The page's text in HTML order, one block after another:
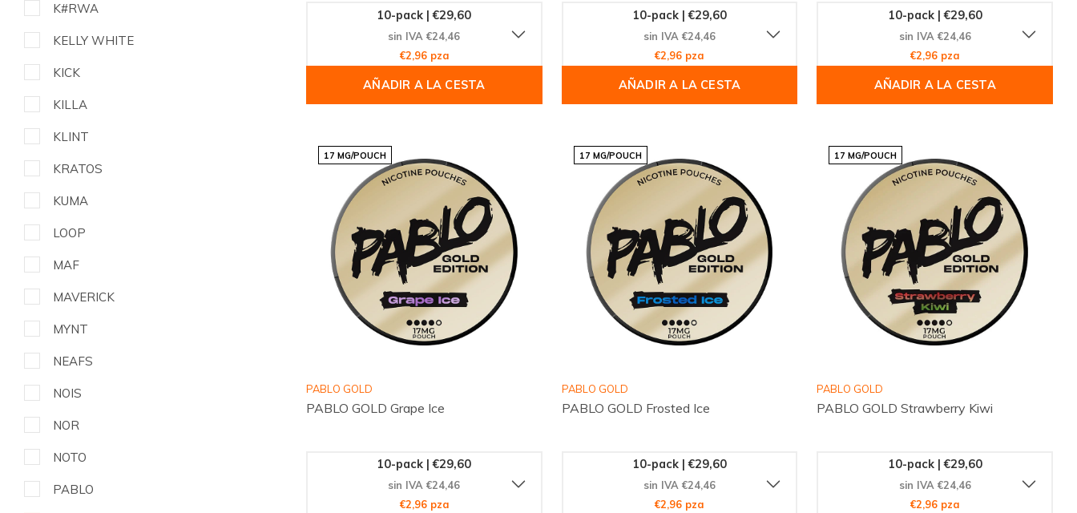
K#RWA
KELLY WHITE
KICK
KILLA
KLINT
KRATOS
KUMA
LOOP
MAF
MAVERICK
MYNT
NEAFS
NOIS
NOR
NOTO
PABLO
10-pack | €29,60
sin IVA €24,46
€2,96 pza
AÑADIR A LA CESTA
10-pack | €29,60
sin IVA €24,46
€2,96 pza
AÑADIR A LA CESTA
10-pack | €29,60
sin IVA €24,46
€2,96 pza
AÑADIR A LA CESTA
17 MG/POUCH
PABLO GOLD
PABLO GOLD Grape Ice
10-pack | €29,60
sin IVA €24,46
€2,96 pza
17 MG/POUCH
PABLO GOLD
PABLO GOLD Frosted Ice
10-pack | €29,60
sin IVA €24,46
€2,96 pza
17 MG/POUCH
PABLO GOLD
PABLO GOLD Strawberry Kiwi
10-pack | €29,60
sin IVA €24,46
€2,96 pza